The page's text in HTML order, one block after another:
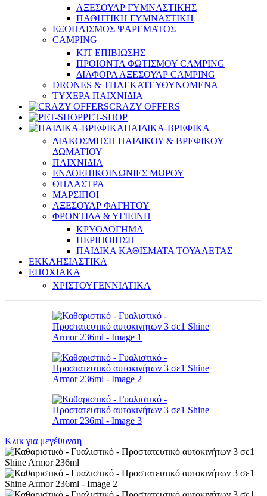
ΑΞΕΣΟΥΑΡ ΓΥΜΝΑΣΤΙΚΗΣ
ΠΑΘΗΤΙΚΗ ΓΥΜΝΑΣΤΙΚΗ
ΕΞΟΠΛΙΣΜΟΣ ΨΑΡΕΜΑΤΟΣ
CAMPING
ΚΙΤ ΕΠΙΒΙΩΣΗΣ
ΠΡΟΙΟΝΤΑ ΦΩΤΙΣΜΟΥ CAMPING
ΔΙΑΦΟΡΑ ΑΞΕΣΟΥΑΡ CAMPING
DRONES & ΤΗΛΕΚΑΤΕΥΘΥΝΟΜΕΝΑ
ΤΥΧΕΡΑ ΠΑΙΧΝΙΔΙΑ
CRAZY OFFERS
PET-SHOP
ΠΑΙΔΙΚΑ-ΒΡΕΦΙΚΑ
ΔΙΑΚΟΣΜΗΣΗ ΠΑΙΔΙΚΟΥ & ΒΡΕΦΙΚΟΥ
ΔΩΜΑΤΙΟΥ
ΠΑΙΧΝΙΔΙΑ
ΕΝΔΟΕΠΙΚΟΙΝΩΝΙΕΣ ΜΩΡΟΥ
ΘΗΛΑΣΤΡΑ
ΜΑΡΣΙΠΟΙ
ΑΞΕΣΟΥΑΡ ΦΑΓΗΤΟΥ
ΦΡΟΝΤΙΔΑ & ΥΓΙΕΙΝΗ
ΚΡΥΟΛΟΓΗΜΑ
ΠΕΡΙΠΟΙΗΣΗ
ΠΑΙΔΙΚΑ ΚΑΘΙΣΜΑΤΑ ΤΟΥΑΛΕΤΑΣ
ΕΚΚΛΗΣΙΑΣΤΙΚΑ
ΕΠΟΧΙΑΚΑ
ΧΡΙΣΤΟΥΓΕΝΝΙΑΤΙΚΑ
Κλικ για μεγέθυνση